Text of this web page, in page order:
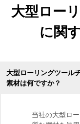
大型ロー
に関
大型ローリングツール
素材は何ですか？
当社の大型ロ